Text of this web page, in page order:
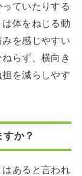
ていたりする
体をねじる動
を感じやすい
らず、横向き
を減らしやす
か？
あると言われ